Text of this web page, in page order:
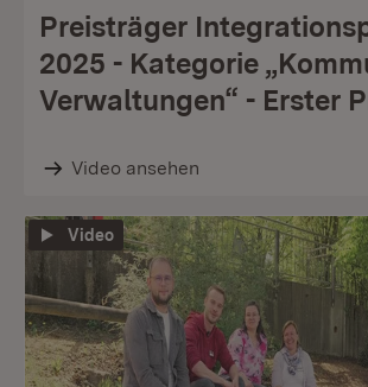
Preisträger
2025 - Kategorie
Verwaltungen“ - Erster
Video ansehen
Video